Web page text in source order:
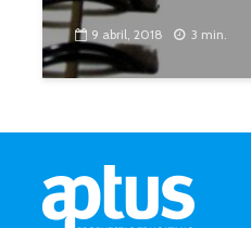
9 abril, 2018 3 min.